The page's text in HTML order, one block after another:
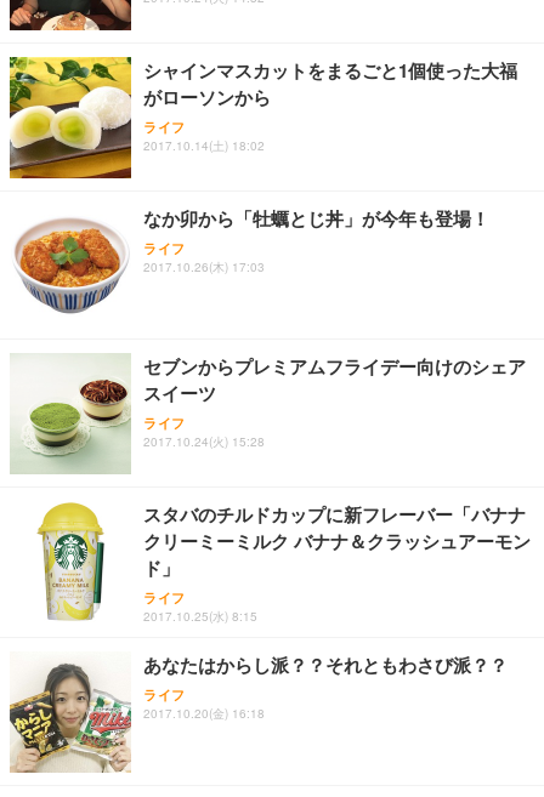
能 人間工学 椅子 腰サポート 90度跳ね上げ式アーム
務用 おしゃれ パソコンチェア (ブラック)
Sezlife オフィスチェア デスクチェア 疲れない テレ
ワーク チェア 強化バックレスト 30度ロッキング機
能 人間工学 椅子 腰サポート 90度跳ね上げ式アーム
務用 おしゃれ パソコンチェア (ホワイト)
ANDWINT オフィスチェア デスクチェア 肘なし メ
ッシュ 通気性 ランバーサポート付き 腰サポート ガ
【整備済み品】Dell E2724HS 27インチ 液晶モニタ
ー フルHD（1920×1080）VA 非光沢 HDMI/DisplayP
ort/VGA スピーカー内蔵 高さ調整 スイベル VESA対
【MiniLED/24.5inch/280Hz/FHD】GRAPHT THE S
HOOTER Gaming Monitor 24” Essential ゲーミン
Smart Basic(スマートベーシック) 【Amazon.co.jp
限定】 Smart Basic アイリスオーヤマ ペットシーツ
超厚型 お徳用 ワイド 100枚入 (x 1) (ケース販売)
アイリスオーヤマ ペットシーツ 超厚型 お徳用 レギ
シャインマスカットをまるごと1個使った大福
がローソンから
ライフ
2017.10.14(土) 18:02
なか卯から「牡蠣とじ丼」が今年も登場！
ライフ
2017.10.26(木) 17:03
セブンからプレミアムフライデー向けのシェア
スイーツ
ライフ
2017.10.24(火) 15:28
スタバのチルドカップに新フレーバー「バナナ
クリーミーミルク バナナ＆クラッシュアーモン
ド」
ライフ
2017.10.25(水) 8:15
あなたはからし派？？それともわさび派？？
ライフ
2017.10.20(金) 16:18